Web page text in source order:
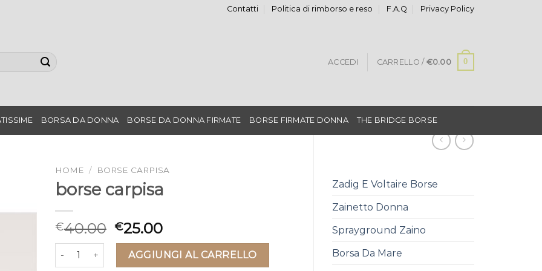
Contatti Politica di rimborso e reso F.A.Q Privacy Policy
ACCEDI CARRELLO / €0.00 0
BORSA DA DONNA BORSE DA DONNA FIRMATE BORSE FIRMATE DONNA THE BRIDGE BORSE
Zadig E Voltaire Borse
Zainetto Donna
Sprayground Zaino
Borsa Da Mare
HOME / BORSE CARPISA
borse carpisa
€40.00 €25.00
borse carpisa quantitàAGGIUNGI AL CARRELLO